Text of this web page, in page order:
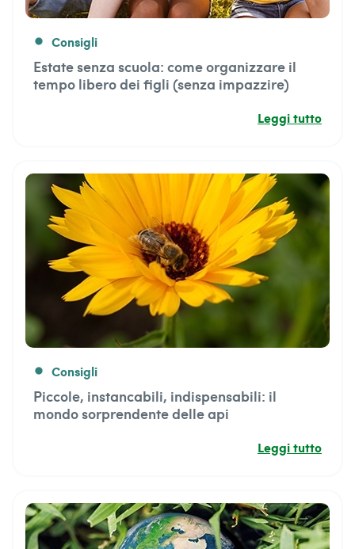
fiber_manual_record Consigli
Estate senza scuola: come organizzare il
tempo libero dei figli (senza impazzire)
Leggi tutto
fiber_manual_record Consigli
Piccole, instancabili, indispensabili: il
mondo sorprendente delle api
Leggi tutto